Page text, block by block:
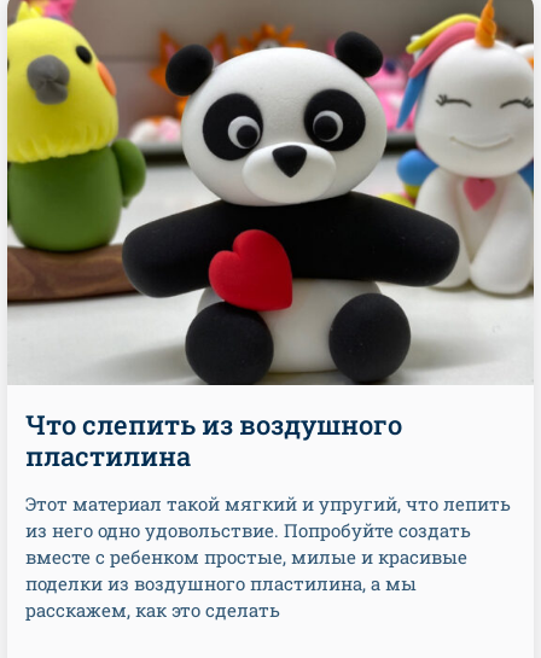
Что слепить из воздушного
пластилина
Этот материал такой мягкий и упругий, что лепить
из него одно удовольствие. Попробуйте создать
вместе с ребенком простые, милые и красивые
поделки из воздушного пластилина, а мы
расскажем, как это сделать